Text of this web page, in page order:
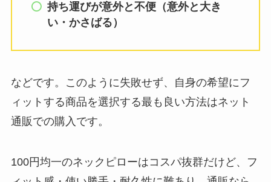
持ち運びが意外と不便（意外と大き
い・かさばる）
などです。このように失敗せず、自身の希望にフ
ィットする商品を選択する最も良い方法はネット
通販での購入です。
100円均一のネックピローはコスパ抜群だけど、フ